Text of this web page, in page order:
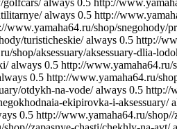
golfcars/ always 0.5 http://
always 0.5 http://
www.yamaha64.ru/shop/snegohody/
turisticheskie/ always 0.5 http://
shop/aksessuary/aksessuary-dlia-
always 0.5 http://www.yamaha64.ru/
0.5 http://www.yamaha64.ru/
otdykh-na-vode/ always 0.5 http://
ekipirovka-i-aksessuary/
0.5 http://www.yamaha64.ru/